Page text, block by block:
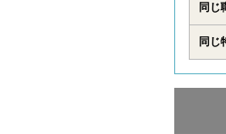
同じ
同じ